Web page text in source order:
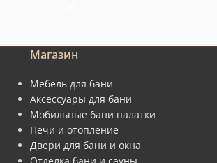
Магазин
Мебель для бани
Аксессуары для бани
Мобильные бани палатки
Печи и отопление
Двери для бани и окна